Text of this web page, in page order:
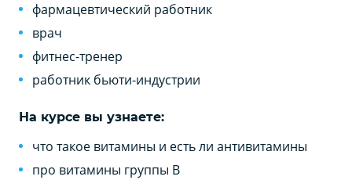
фармацевтический работник
врач
фитнес-тренер
работник бьюти-индустрии
На курсе вы узнаете:
что такое витамины и есть ли антивитамины
про витамины группы В